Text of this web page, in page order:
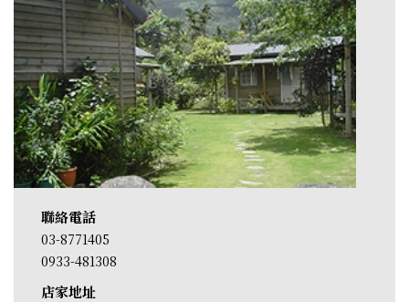
聯絡電話
03-8771405
0933-481308
店家地址